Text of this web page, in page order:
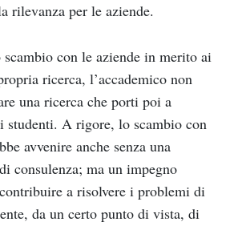
rilevanza per le aziende.
scambio con le aziende in merito ai
ricerca, l’accademico non
una ricerca che porti poi a
A rigore, lo scambio con
avvenire anche senza una
consulenza; ma un impegno
a risolvere i problemi di
da un certo punto di vista, di